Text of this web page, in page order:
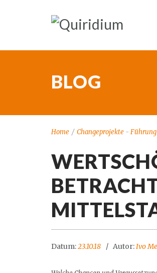
BLOG
Home / Changeprojekte - Führung
Datum:23.10.18 Autor:Ivo